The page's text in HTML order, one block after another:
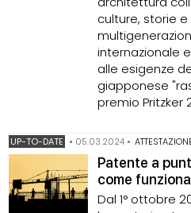
culture, storie
internazionale
alle esigenze
giapponese
premio Pritzker
UP-TO-DATE • 05.03.2024 •
Patente a
come funziona
Dal 1° ottobre